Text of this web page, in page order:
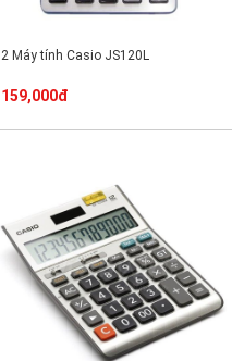
2 Máy tính Casio JS120L
159,000đ